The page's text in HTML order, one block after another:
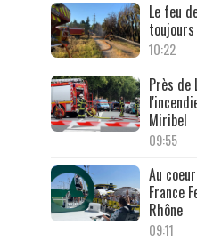
Le feu
10:22
Près de
Miribel
09:55
Au
France
Rhône
09:11